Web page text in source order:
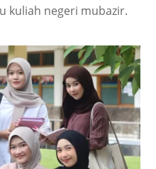
kuliah negeri mubazir.